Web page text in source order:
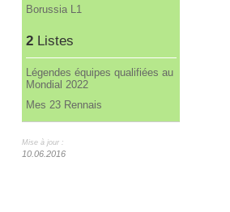
Borussia L1
2Listes
Légendes équipes qualifiées au
Mondial 2022
Mes 23 Rennais
Mise à jour :
10.06.2016